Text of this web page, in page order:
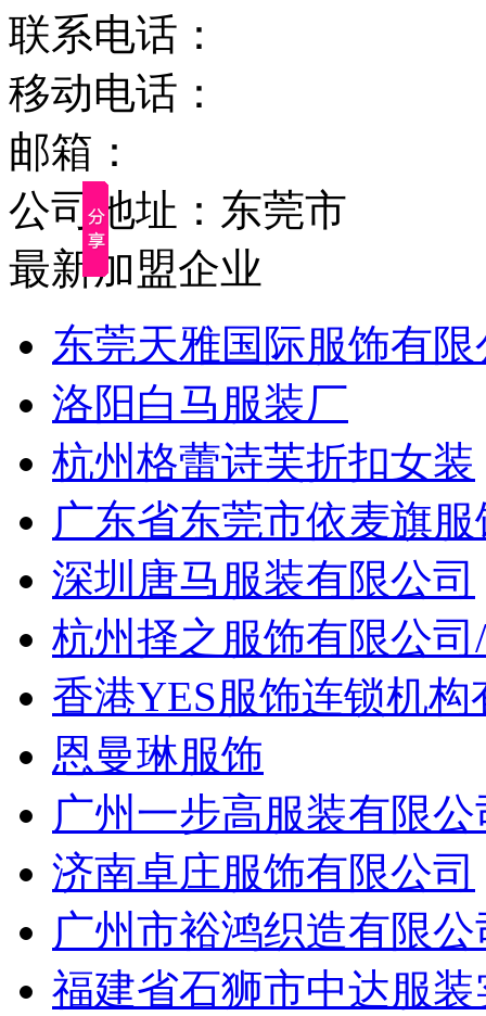
联系电话：
移动电话：
邮箱：
公司地址：东莞市
最新加盟企业
东莞天雅国际服饰有限
洛阳白马服装厂
杭州格蕾诗芙折扣女装
广东省东莞市依麦旗
深圳唐马服装有限公司
杭州择之服饰有限公
香港YES服饰连锁机
恩曼琳服饰
广州一步高服装有限公
济南卓庄服饰有限公司
广州市裕鸿织造有限公
福建省石狮市中达服